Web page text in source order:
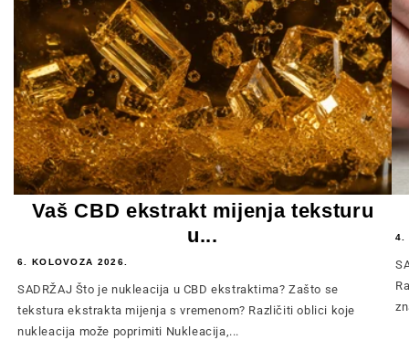
Vaš CBD ekstrakt mijenja teksturu
u...
6. KOLOVOZA 2026.
SADRŽAJ Što je nukleacija u CBD ekstraktima? Zašto se
tekstura ekstrakta mijenja s vremenom? Različiti oblici koje
nukleacija može poprimiti Nukleacija,...
4.